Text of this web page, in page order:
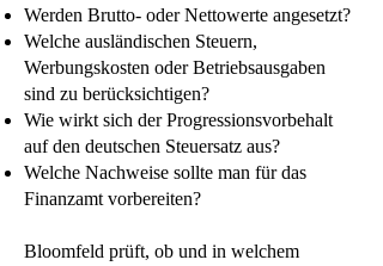
Werden Brutto- oder Nettowerte angesetzt?
Welche ausländischen Steuern,
Werbungskosten oder Betriebsausgaben
sind zu berücksichtigen?
Wie wirkt sich der Progressionsvorbehalt
auf den deutschen Steuersatz aus?
Welche Nachweise sollte man für das
Finanzamt vorbereiten?
Bloomfeld prüft, ob und in welchem